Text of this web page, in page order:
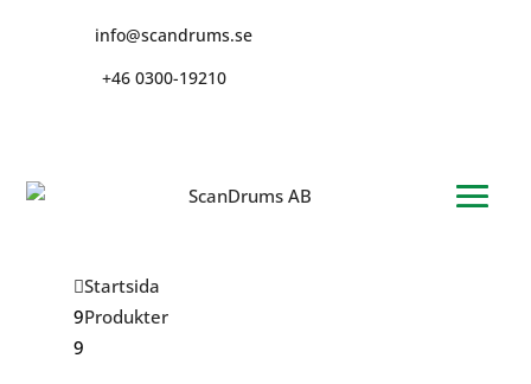
info@scandrums.se
+46 0300-19210
Startsida
Produkter